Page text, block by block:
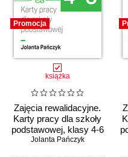
Promocja
książka
Zajęcia rewalidacyjne.
Karty pracy dla szkoły
podstawowej, klasy 4-6
Jolanta Pańczyk